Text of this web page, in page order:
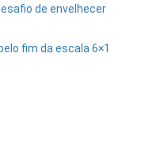
de envelhecer
fim da escala 6×1